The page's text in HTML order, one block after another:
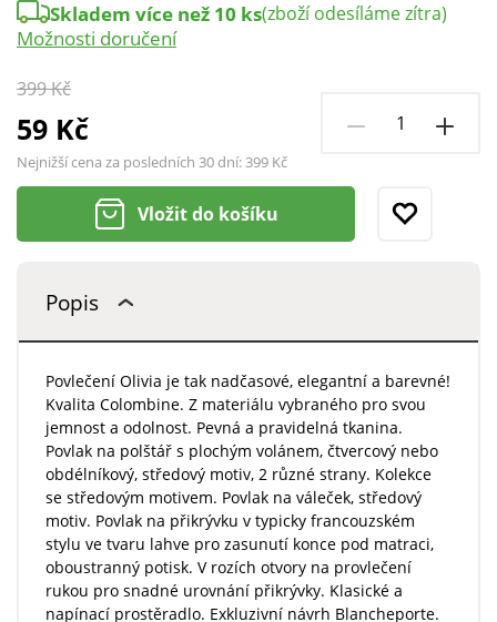
399 Kč
59 Kč
Nejnižší cena za posledních 30 dní:399 Kč
Skladem více než 10 ks(zboží odesíláme zítra)
Možnosti doručení
Vložit do košíku
Popis
Povlečení Olivia je tak nadčasové, elegantní a barevné!
Kvalita Colombine. Z materiálu vybraného pro svou
jemnost a odolnost. Pevná a pravidelná tkanina.
Povlak na polštář s plochým volánem, čtvercový nebo
obdélníkový, středový motiv, 2 různé strany. Kolekce
se středovým motivem. Povlak na váleček, středový
motiv. Povlak na přikrývku v typicky francouzském
stylu ve tvaru lahve pro zasunutí konce pod matraci,
oboustranný potisk. V rozích otvory na provlečení
rukou pro snadné urovnání přikrývky. Klasické a
napínací prostěradlo. Exkluzivní návrh Blancheporte.